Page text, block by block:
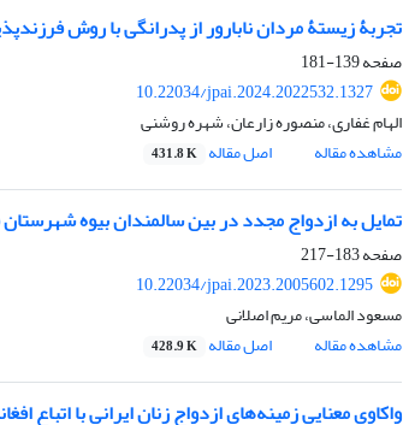
تجربۀ زیستۀ مردان نابارور از پدرانگی با روش
صفحه139-181
10.22034/jpai.2024.2022532.1327
الهام غفاری، منصوره زارعان، شهره روشنی
مشاهده مقاله
اصل مقاله 431.8 K
تمایل به ازدواج مجدد در بین سالمندان بیوه
صفحه183-217
10.22034/jpai.2023.2005602.1295
مسعود الماسی، مریم اصلانی
مشاهده مقاله
اصل مقاله 428.9 K
واکاوی معنایی زمینه‌های ازدواج زنان ایرانی با اتباع